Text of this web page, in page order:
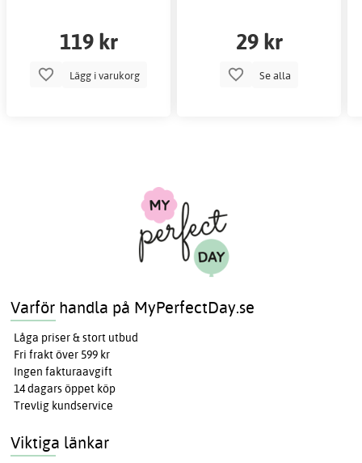
119 kr
Lägg i varukorg
29 kr
Se alla
Varför handla på MyPerfectDay.se
Låga priser & stort utbud
Fri frakt över 599 kr
Ingen fakturaavgift
14 dagars öppet köp
Trevlig kundservice
Viktiga länkar